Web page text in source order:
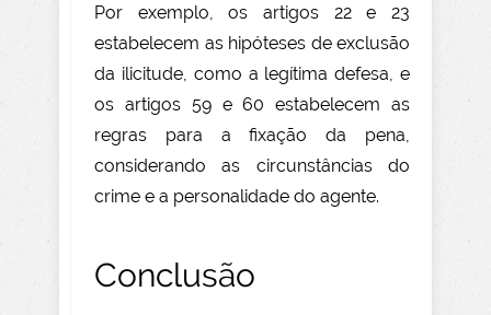
Por exemplo, os artigos 22 e 23
estabelecem as hipóteses de exclusão
da ilicitude, como a legítima defesa, e
os artigos 59 e 60 estabelecem as
regras para a fixação da pena,
considerando as circunstâncias do
crime e a personalidade do agente.
Conclusão